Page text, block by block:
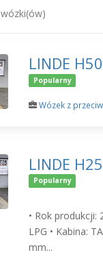
LINDE
Popularny
Wózek z
LINDE
Popularny
• Rok produkcji:
LPG • Kabina:
mm...